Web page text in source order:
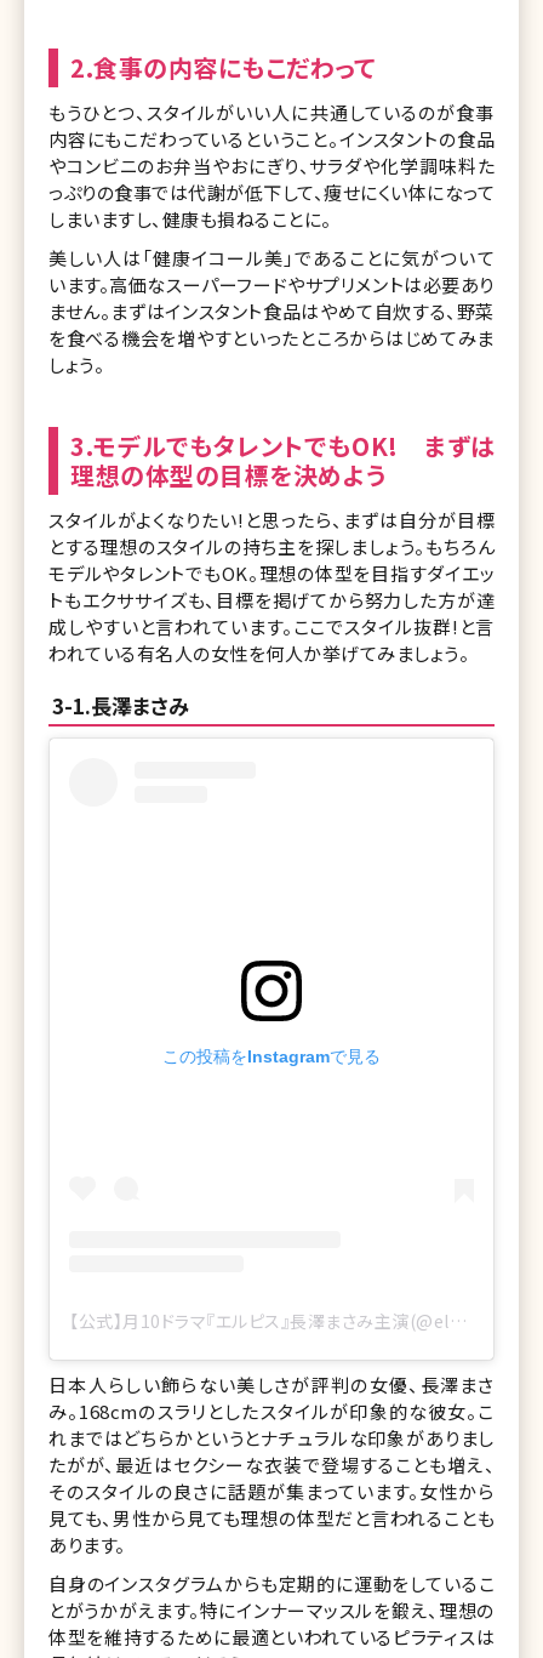
2.食事の内容にもこだわって
もうひとつ、スタイルがいい人に共通しているのが食事
内容にもこだわっているということ。インスタントの食品
やコンビニのお弁当やおにぎり、サラダや化学調味料た
っぷりの食事では代謝が低下して、痩せにくい体になって
しまいますし、健康も損ねることに。
美しい人は「健康イコール美」であることに気がついて
います。高価なスーパーフードやサプリメントは必要あり
ません。まずはインスタント食品はやめて自炊する、野菜
を食べる機会を増やすといったところからはじめてみま
しょう。
3.モデルでもタレントでもOK! まずは
理想の体型の目標を決めよう
スタイルがよくなりたい!と思ったら、まずは自分が目標
とする理想のスタイルの持ち主を探しましょう。もちろん
モデルやタレントでもOK。理想の体型を目指すダイエッ
トもエクササイズも、目標を掲げてから努力した方が達
成しやすいと言われています。ここでスタイル抜群!と言
われている有名人の女性を何人か挙げてみましょう。
3-1.長澤まさみ
この投稿をInstagramで見る
【公式】月10ドラマ『エルピス』長澤まさみ主演(@elpis_ktv)がシェアした投稿
日本人らしい飾らない美しさが評判の女優、長澤まさ
み。168cmのスラリとしたスタイルが印象的な彼女。こ
れまではどちらかというとナチュラルな印象がありまし
たがが、最近はセクシーな衣装で登場することも増え、
そのスタイルの良さに話題が集まっています。女性から
見ても、男性から見ても理想の体型だと言われることも
あります。
自身のインスタグラムからも定期的に運動をしているこ
とがうかがえます。特にインナーマッスルを鍛え、理想の
体型を維持するために最適といわれているピラティスは